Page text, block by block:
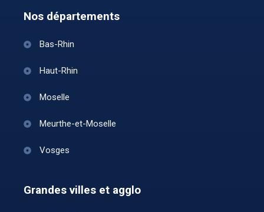
Nos départements
Bas-Rhin
Haut-Rhin
Moselle
Meurthe-et-Moselle
Vosges
Grandes villes et agglo